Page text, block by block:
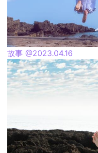
故事 @2023.04.16